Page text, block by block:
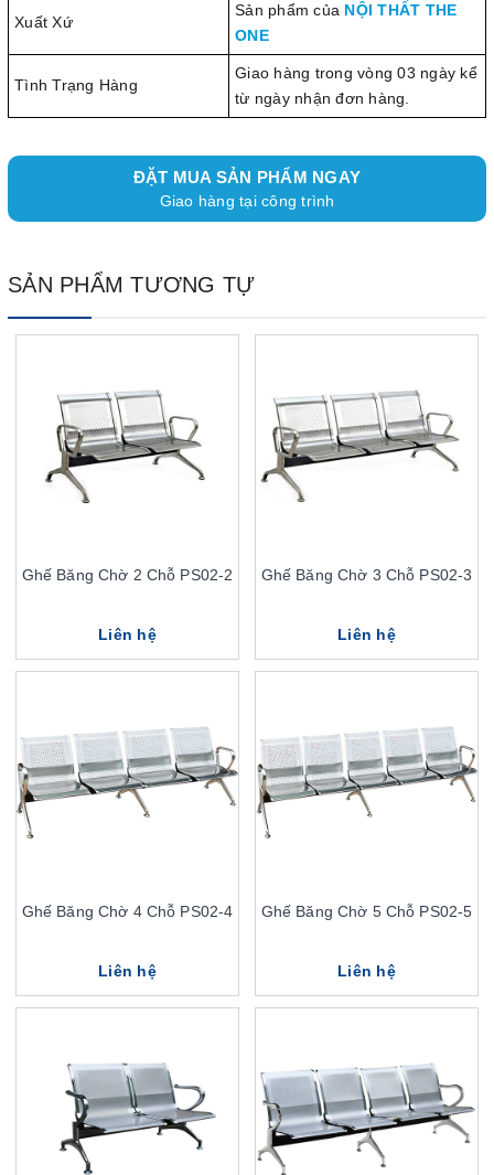
Xuất Xứ
Sản phẩm của NỘI THẤT THE
ONE
Tình Trạng Hàng
Giao hàng trong vòng 03 ngày kể
từ ngày nhận đơn hàng.
ĐẶT MUA SẢN PHẨM NGAY
Giao hàng tại công trình
SẢN PHẨM TƯƠNG TỰ
Ghế Băng Chờ 2 Chỗ PS02-2
Liên hệ
Ghế Băng Chờ 3 Chỗ PS02-3
Liên hệ
Ghế Băng Chờ 4 Chỗ PS02-4
Liên hệ
Ghế Băng Chờ 5 Chỗ PS02-5
Liên hệ